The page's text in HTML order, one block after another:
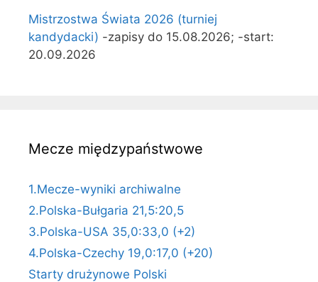
Mistrzostwa Świata 2026 (turniej
kandydacki) -zapisy do 15.08.2026; -start:
20.09.2026
Mecze międzypaństwowe
1.Mecze-wyniki archiwalne
2.Polska-Bułgaria 21,5:20,5
3.Polska-USA 35,0:33,0 (+2)
4.Polska-Czechy 19,0:17,0 (+20)
Starty drużynowe Polski